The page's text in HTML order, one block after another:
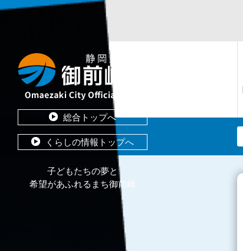
総合トップへ
くらしの情報トップへ
子どもたちの夢と
希望があふれるまち御前崎